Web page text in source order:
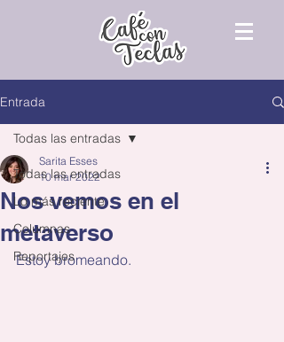
Entrada
Todas las entradas
Lo más reciente
Columnas
Reportajes
Todas las entradas
Nos vemos en el
metaverso
Sarita Esses
10 mar 2022
Estoy bromeando.